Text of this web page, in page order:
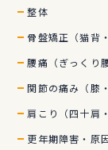
整体
骨盤矯正（猫背
腰痛（ぎっくり
関節の痛み（膝
肩こり（四十肩
更年期障害・原